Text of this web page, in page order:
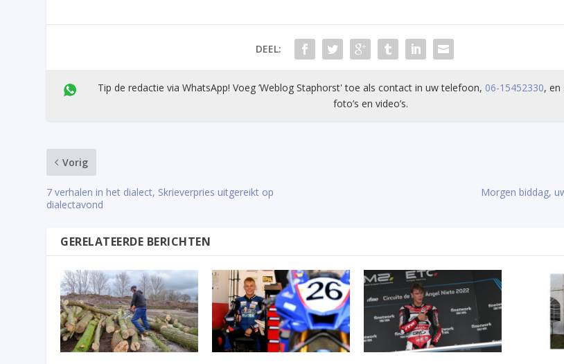
DEEL:
Tip de redactie via WhatsApp! Voeg ’Weblog Staphorst' toe als contact in uw telefoon, 06-15452330, en
foto’s en video’s.
Vorig
7 verhalen in het dialect, Skrieverpries uitgereikt op
dialectavond
Morgen biddag,
GERELATEERDE BERICHTEN